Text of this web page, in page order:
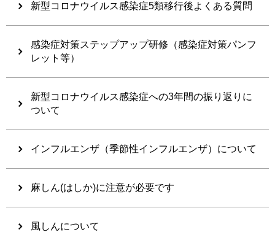
新型コロナウイルス感染症5類移行後よくある質問
感染症対策ステップアップ研修（感染症対策パンフ
レット等）
新型コロナウイルス感染症への3年間の振り返りに
ついて
インフルエンザ（季節性インフルエンザ）について
麻しん(はしか)に注意が必要です
風しんについて